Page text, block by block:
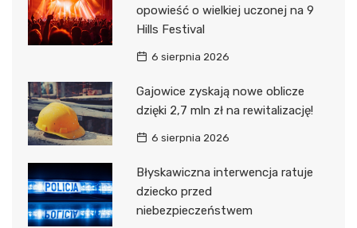
opowieść o wielkiej uczonej na 9
Hills Festival
6 sierpnia 2026
Gajowice zyskają nowe oblicze
dzięki 2,7 mln zł na rewitalizację!
6 sierpnia 2026
Błyskawiczna interwencja ratuje
dziecko przed
niebezpieczeństwem